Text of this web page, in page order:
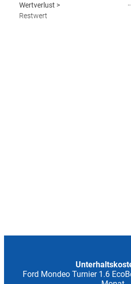
Wertverlust >
Restwert
Ford Mondeo Turnier 1.6